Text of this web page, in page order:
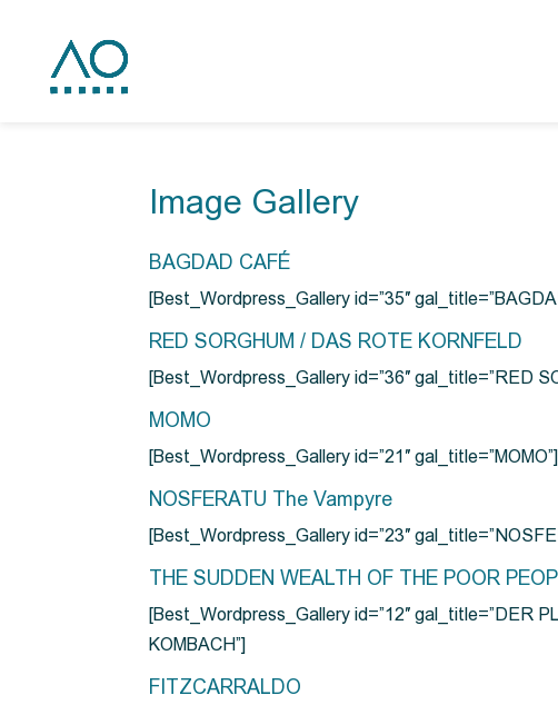
Image Gallery
BAGDAD CAFÉ
[Best_Wordpress_Gallery id=”35″
RED SORGHUM / DAS ROTE KORNFELD
[Best_Wordpress_Gallery id=”36″ gal_title=”RED
MOMO
[Best_Wordpress_Gallery id=”21″ gal_title=”MOMO”]
NOSFERATU The Vampyre
[Best_Wordpress_Gallery id=”23″
THE SUDDEN WEALTH OF THE POOR
[Best_Wordpress_Gallery id=”12″ gal_title=”DER
KOMBACH”]
FITZCARRALDO